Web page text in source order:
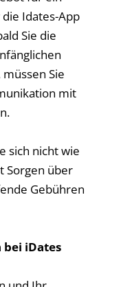
Idates-App
Sie die
Sie
mit
sich nicht wie
Sorgen über
Gebühren
bei iDates